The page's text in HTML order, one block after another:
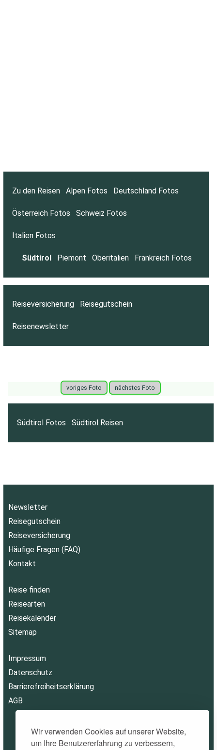
Wir verwenden Cookies auf unserer Website,
um Ihre Benutzererfahrung zu verbessern,
Zu den Reisen Alpen Fotos Deutschland Fotos
Österreich Fotos Schweiz Fotos
Italien Fotos
Südtirol Piemont Oberitalien Frankreich Fotos
Reiseversicherung Reisegutschein
Reisenewsletter
voriges Foto nächstes Foto
Südtirol Fotos Südtirol Reisen
Newsletter
Reisegutschein
Reiseversicherung
Häufige Fragen (FAQ)
Kontakt
Reise finden
Reisearten
Reisekalender
Sitemap
Impressum
Datenschutz
Barrierefreiheitserklärung
AGB